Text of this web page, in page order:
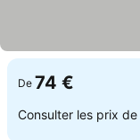
De 74 €
Consulter les prix de